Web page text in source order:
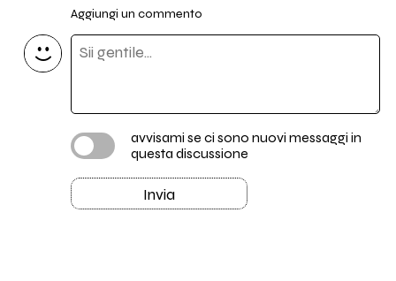
Aggiungi un commento
avvisami se ci sono nuovi messaggi in
questa discussione
Invia